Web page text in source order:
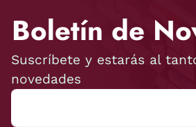
Boletín de
Suscríbete y estarás al
novedades